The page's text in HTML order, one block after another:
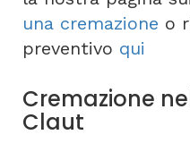
una cremazione o
preventivo qui
Cremazione
Claut